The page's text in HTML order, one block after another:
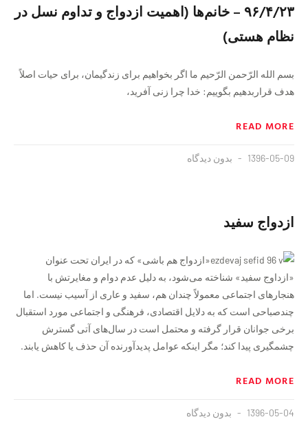
۹۶/۴/۲۳ – خانم‌ها (اهمیت ازدواج و تداوم نسل در
نظام هستی)
بسم الله الرّحمن الرّحیم ما اگر بخواهیم برای زندگیمان، برای حیات اصلاً
هدف قراربدهیم بگوییم: خدا چرا زنی آفرید،
READ MORE
1396-05-09 بدون دیدگاه
ازدواج سفید
«ازدواج هم‌ باشی» که در ایران تحت عنوان
«ازداوج سفید» شناخته می‌شود، به دلیل عدم دوام و مغایرتش با
هنجارهای اجتماعی معمولاً چندان هم، سفید و عاری از آسیب نیست. اما
چندصباحی است که به دلایل اقتصادی، فرهنگی و اجتماعی مورد استقبال
برخی جوانان قرار گرفته و محتمل است در سال‌های آتی گسترش
چشمگیری پیدا کند؛ مگر اینکه عوامل پدیدآورنده آن حذف یا کاهش یابند.
READ MORE
1396-05-04 بدون دیدگاه